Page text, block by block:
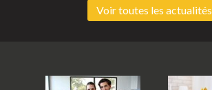
Voir toutes les actualités